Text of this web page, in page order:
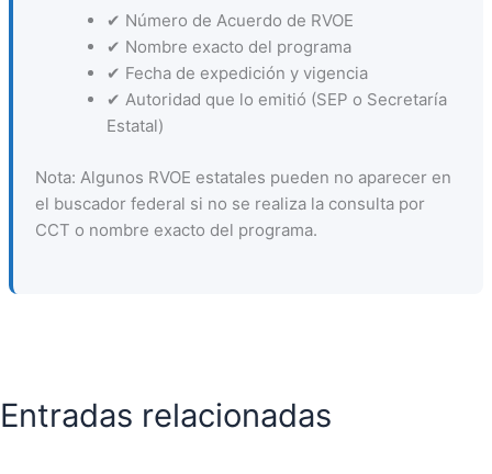
✔ Número de Acuerdo de RVOE
✔ Nombre exacto del programa
✔ Fecha de expedición y vigencia
✔ Autoridad que lo emitió (SEP o Secretaría
Estatal)
Nota: Algunos RVOE estatales pueden no aparecer en
el buscador federal si no se realiza la consulta por
CCT o nombre exacto del programa.
Entradas relacionadas